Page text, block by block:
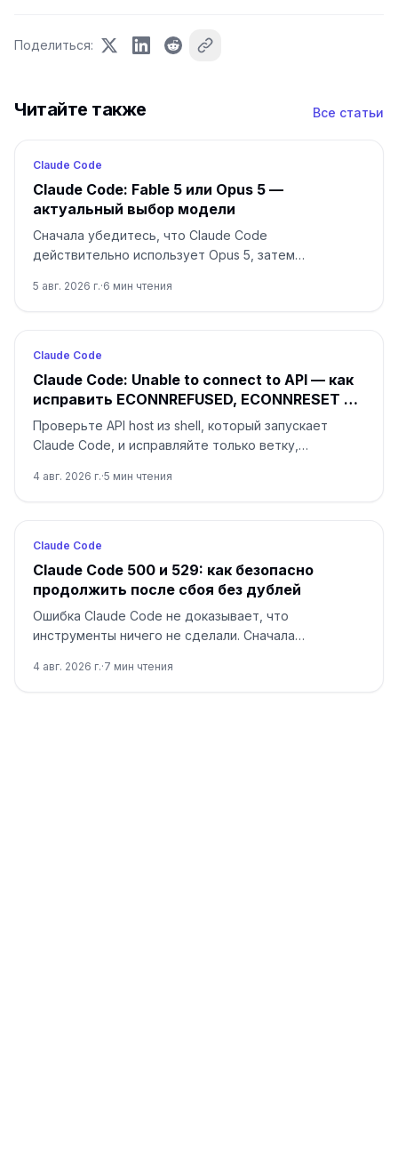
Поделиться:
Читайте также Все статьи
Claude Code
Claude Code: Fable 5 или Opus 5 —
актуальный выбор модели
Сначала убедитесь, что Claude Code
действительно использует Opus 5, затем
неоднозначной работы.
5 авг. 2026 г.·6 мин чтения
Claude Code
Claude Code: Unable to connect to API — как
исправить ECONNREFUSED, ECONNRESET и
proxy
Проверьте API host из shell, который запускает
Claude Code, и исправляйте только ветку,
gateway.
4 авг. 2026 г.·5 мин чтения
Claude Code
Claude Code 500 и 529: как безопасно
продолжить после сбоя без дублей
Ошибка Claude Code не доказывает, что
инструменты ничего не сделали. Сначала
сессию и сверьте эффекты.
4 авг. 2026 г.·7 мин чтения